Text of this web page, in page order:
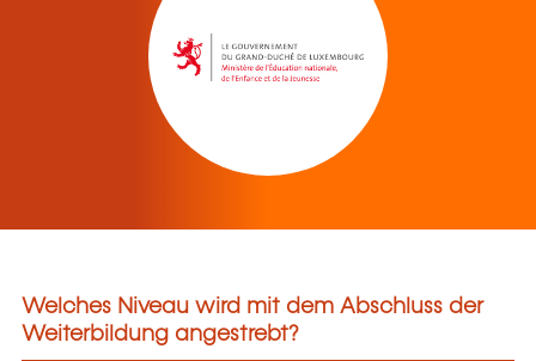
Welches Niveau wird mit dem Abschluss der
Weiterbildung angestrebt?